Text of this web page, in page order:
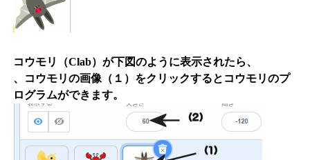
コウモリ（Clab）が下図のように表示されたら、
、コウモリの画像（１）をクリックするとコウモリのプ
ログラムができます。